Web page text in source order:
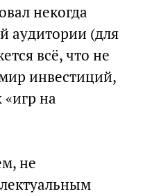
некогда
аудитории (для
всё, что не
инвестиций,
на
не